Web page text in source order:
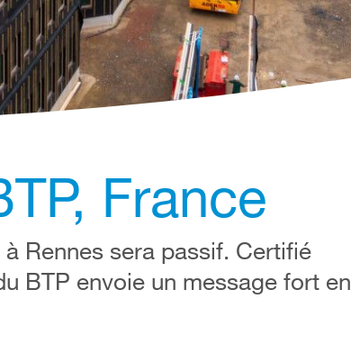
France
Rennes sera passif. Certifié
BTP envoie un message fort en